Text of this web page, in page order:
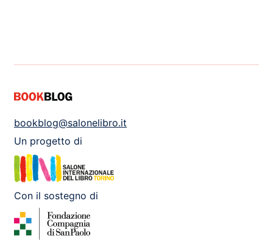
bookblog@salonelibro.it
Un progetto di
Con il sostegno di